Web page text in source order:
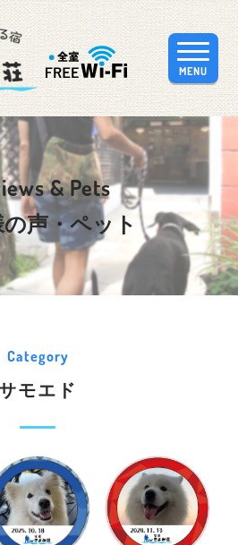
MENU
& Pets
声・ペット
Category
モエド